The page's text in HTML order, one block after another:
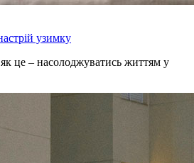
узимку
це – насолоджуватись життям у